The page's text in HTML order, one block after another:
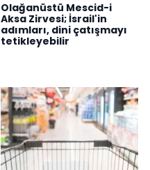
Olağanüstü Mescid-i
Aksa Zirvesi; İsrail'in
adımları, dini çatışmayı
tetikleyebilir